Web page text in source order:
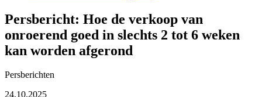
Persbericht: Hoe de verkoop van
onroerend goed in slechts 2 tot 6 weken
kan worden afgerond
Persberichten
24.10.2025